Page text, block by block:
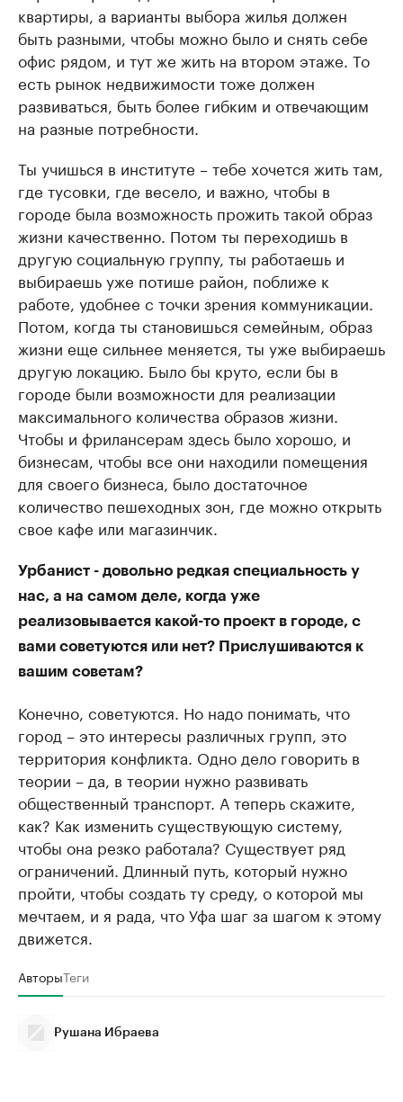
квартиры, а варианты выбора жилья должен
быть разными, чтобы можно было и снять себе
офис рядом, и тут же жить на втором этаже. То
есть рынок недвижимости тоже должен
развиваться, быть более гибким и отвечающим
на разные потребности.
Ты учишься в институте – тебе хочется жить там,
где тусовки, где весело, и важно, чтобы в
городе была возможность прожить такой образ
жизни качественно. Потом ты переходишь в
другую социальную группу, ты работаешь и
выбираешь уже потише район, поближе к
работе, удобнее с точки зрения коммуникации.
Потом, когда ты становишься семейным, образ
жизни еще сильнее меняется, ты уже выбираешь
другую локацию. Было бы круто, если бы в
городе были возможности для реализации
максимального количества образов жизни.
Чтобы и фрилансерам здесь было хорошо, и
бизнесам, чтобы все они находили помещения
для своего бизнеса, было достаточное
количество пешеходных зон, где можно открыть
свое кафе или магазинчик.
Урбанист - довольно редкая специальность у
нас, а на самом деле, когда уже
реализовывается какой-то проект в городе, с
вами советуются или нет? Прислушиваются к
вашим советам?
Конечно, советуются. Но надо понимать, что
город – это интересы различных групп, это
территория конфликта. Одно дело говорить в
теории – да, в теории нужно развивать
общественный транспорт. А теперь скажите,
как? Как изменить существующую систему,
чтобы она резко работала? Существует ряд
ограничений. Длинный путь, который нужно
пройти, чтобы создать ту среду, о которой мы
мечтаем, и я рада, что Уфа шаг за шагом к этому
движется.
АвторыТеги
Рушана Ибраева